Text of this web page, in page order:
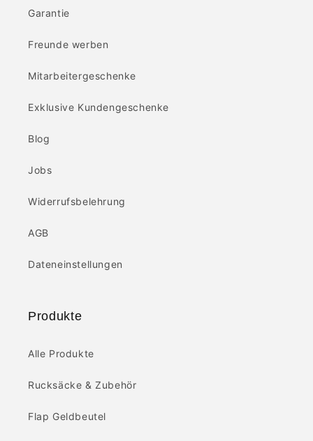
Garantie
Freunde werben
Mitarbeitergeschenke
Exklusive Kundengeschenke
Blog
Jobs
Widerrufsbelehrung
AGB
Dateneinstellungen
Produkte
Alle Produkte
Rucksäcke & Zubehör
Flap Geldbeutel